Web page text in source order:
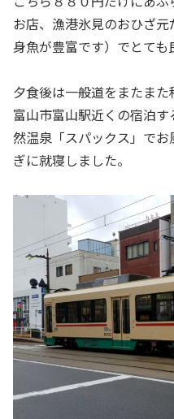
お店、漁港氷見のおひざ
身魚が豊富です）でとても
夕食後は一般道をまたま
富山市富山駅近くの宿泊
然温泉「スパックス」で
ぎに就寝しました。